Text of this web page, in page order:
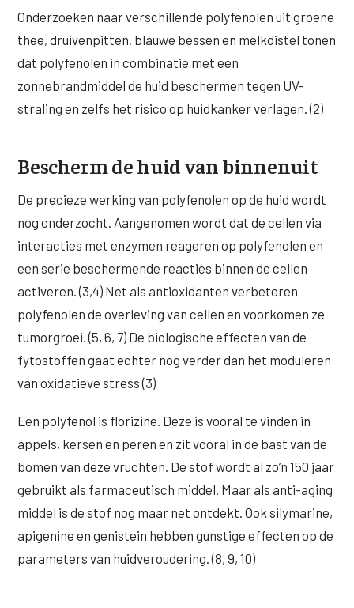
Onderzoeken naar verschillende polyfenolen uit groene
thee, druivenpitten, blauwe bessen en melkdistel tonen
dat polyfenolen in combinatie met een
zonnebrandmiddel de huid beschermen tegen UV-
straling en zelfs het risico op huidkanker verlagen. (2)
Bescherm de huid van binnenuit
De precieze werking van polyfenolen op de huid wordt
nog onderzocht. Aangenomen wordt dat de cellen via
interacties met enzymen reageren op polyfenolen en
een serie beschermende reacties binnen de cellen
activeren. (3,4) Net als antioxidanten verbeteren
polyfenolen de overleving van cellen en voorkomen ze
tumorgroei. (5, 6, 7) De biologische effecten van de
fytostoffen gaat echter nog verder dan het moduleren
van oxidatieve stress (3)
Een polyfenol is florizine. Deze is vooral te vinden in
appels, kersen en peren en zit vooral in de bast van de
bomen van deze vruchten. De stof wordt al zo’n 150 jaar
gebruikt als farmaceutisch middel. Maar als anti-aging
middel is de stof nog maar net ontdekt. Ook silymarine,
apigenine en genistein hebben gunstige effecten op de
parameters van huidveroudering. (8, 9, 10)